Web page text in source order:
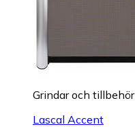
Grindar och tillbehör
Lascal Accent